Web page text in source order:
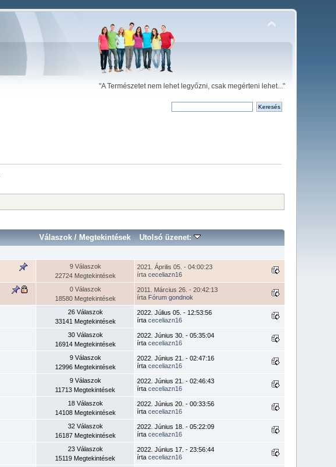
"A Természetet nem lehet legyőzni, csak megérteni lehet..."
Válaszok / Megtekintések Utolsó üzenet:
9 Válaszok
22724 Megtekintések
2021. Április 05. - 04:00:23
írtaceceliazn16
0 Válaszok
18580 Megtekintések
2011. Március 26. - 20:42:13
írta Fórum gondnok
26 Válaszok
33141 Megtekintések
2022. Július 05. - 12:53:56
írtaceceliazn16
30 Válaszok
16914 Megtekintések
2022. Június 30. - 05:35:04
írtaceceliazn16
9 Válaszok
12996 Megtekintések
2022. Június 21. - 02:47:16
írtaceceliazn16
9 Válaszok
11713 Megtekintések
2022. Június 21. - 02:46:43
írtaceceliazn16
18 Válaszok
14108 Megtekintések
2022. Június 20. - 00:33:56
írtaceceliazn16
32 Válaszok
16187 Megtekintések
2022. Június 18. - 05:22:09
írtaceceliazn16
23 Válaszok
15119 Megtekintések
2022. Június 17. - 23:56:44
írtaceceliazn16